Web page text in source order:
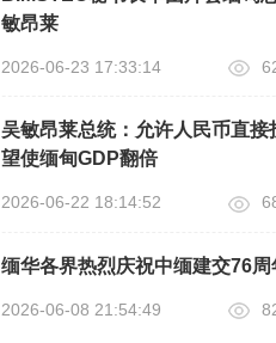
敏昂莱
2026-06-23 17:33:14
吴敏昂莱总统：允许人民币直接
望使缅甸GDP翻倍
2026-06-22 18:14:52
缅华各界热烈庆祝中缅建交76周
2026-06-08 21:54:49